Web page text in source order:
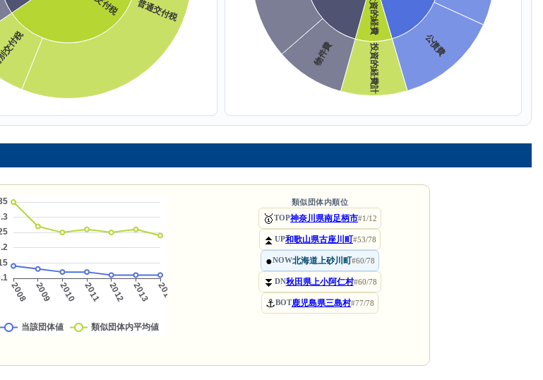
類似団体内順位
🥇TOP神奈川県南足柄市#1/12
⏫ UP和歌山県古座川町#53/78
●NOW北海道上砂川町#60/78
⏬ DN秋田県上小阿仁村#60/78
⚓BOT鹿児島県三島村#77/78